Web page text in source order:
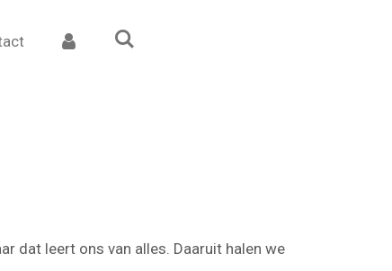
dat leert ons van alles. Daaruit halen we